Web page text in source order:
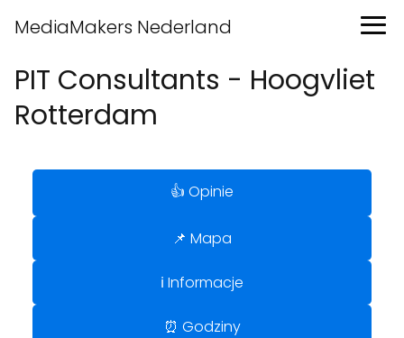
MediaMakers Nederland
PIT Consultants - Hoogvliet
Rotterdam
👍 Opinie
📌 Mapa
ℹ️ Informacje
⏰ Godziny